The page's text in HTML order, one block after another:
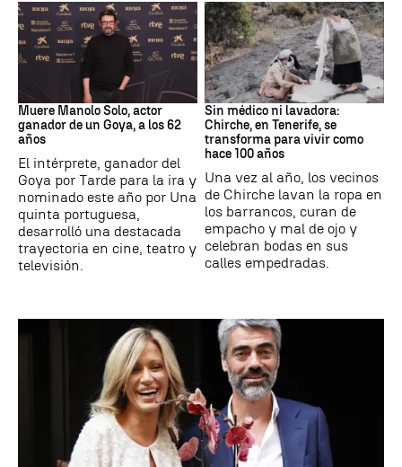
Actor
Muere Manolo Solo, actor
ganador de un Goya, a los 62
años
El intérprete, ganador del
Goya por Tarde para la ira y
nominado este año por Una
quinta portuguesa,
desarrolló una destacada
trayectoria en cine, teatro y
televisión.
Canarias
Sin médico ni lavadora:
Chirche, en Tenerife, se
transforma para vivir como
hace 100 años
Una vez al año, los vecinos
de Chirche lavan la ropa en
los barrancos, curan de
empacho y mal de ojo y
celebran bodas en sus
calles empedradas.